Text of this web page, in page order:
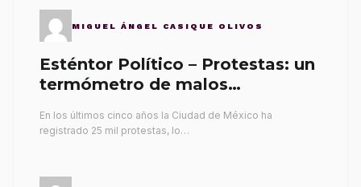
MIGUEL ÁNGEL CASIQUE OLIVOS
Esténtor Político – Protestas: un
termómetro de malos
En los últimos cinco años la Ciudad de México ha
registrado 25 mil protestas, lo…